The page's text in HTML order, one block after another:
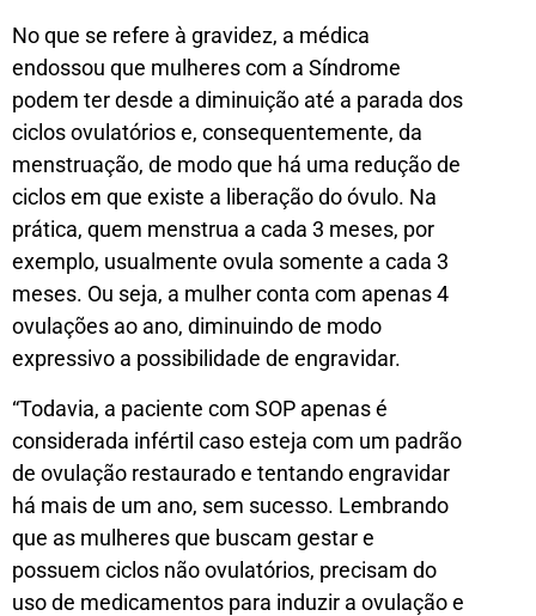
No que se refere à gravidez, a médica
endossou que mulheres com a Síndrome
podem ter desde a diminuição até a parada dos
ciclos ovulatórios e, consequentemente, da
menstruação, de modo que há uma redução de
ciclos em que existe a liberação do óvulo. Na
prática, quem menstrua a cada 3 meses, por
exemplo, usualmente ovula somente a cada 3
meses. Ou seja, a mulher conta com apenas 4
ovulações ao ano, diminuindo de modo
expressivo a possibilidade de engravidar.
“Todavia, a paciente com SOP apenas é
considerada infértil caso esteja com um padrão
de ovulação restaurado e tentando engravidar
há mais de um ano, sem sucesso. Lembrando
que as mulheres que buscam gestar e
possuem ciclos não ovulatórios, precisam do
uso de medicamentos para induzir a ovulação e